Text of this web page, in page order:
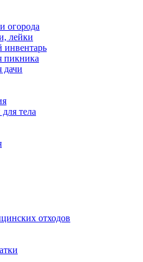
огорода
лейки
пикника
дачи
тела
отходов